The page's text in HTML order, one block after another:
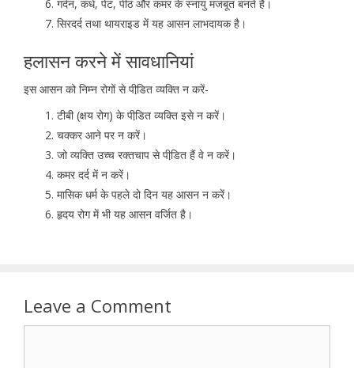
गर्दन, कंधे, पेट, पीठ और कमर के स्नायु मजबूत बनते हैं।
सिरदर्द तथा थायराइड में यह आसन लाभदायक है।
हलासन करने में सावधानियां
इस आसन को निम्न रोगों से पीडि़त व्यक्ति न करें-
टीबी (क्षय रोग) के पीडि़त व्यक्ति इसे न करें।
चक्कर आने पर न करें।
जो व्यक्ति उच्च रक्तचाप से पीडि़त हैं वे न करें।
कमर दर्द में न करें।
मासिक धर्म के पहले दो दिन यह आसन न करें।
हृदय रोग में भी यह आसन वर्जित है।
Leave a Comment